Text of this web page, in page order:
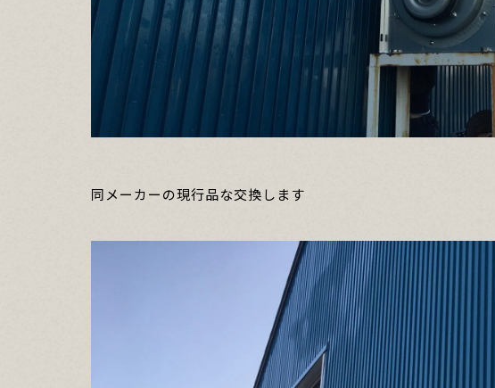
同メーカーの現行品な交換します